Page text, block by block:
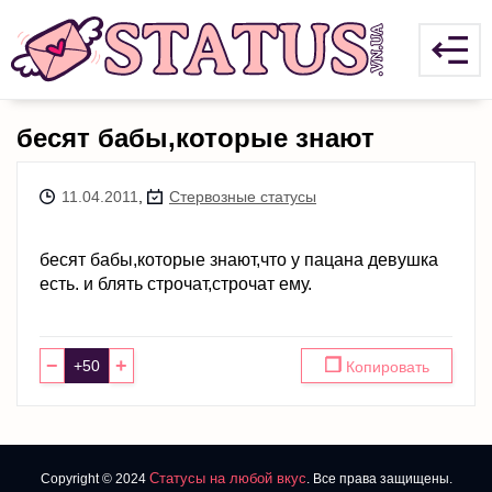
бесят бабы,которые знают
11.04.2011 Стервозные статусы
бесят бабы,которые знают,что у пацана девушка
есть. и блять строчат,строчат ему.
− + ❐ Копировать
Copyright © 2024 Статусы на любой вкус. Все права защищены.